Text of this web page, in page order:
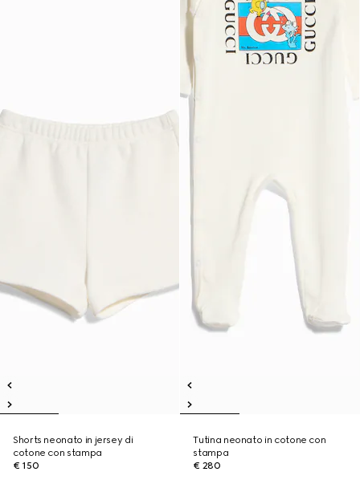
Shorts neonato in jersey di
cotone con stampa
€ 150
Tutina neonato in cotone con
stampa
€ 280